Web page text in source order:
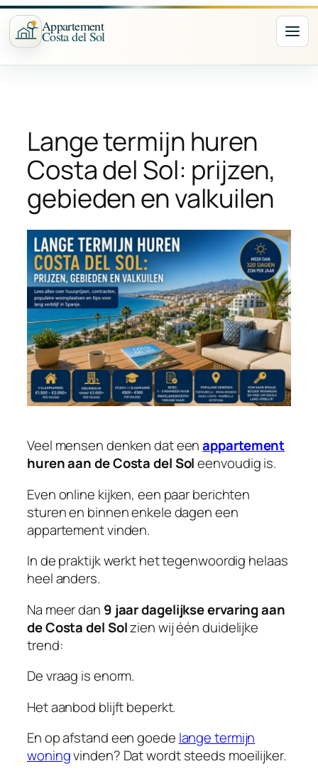
Ga
naar
de
inhoud
Appartement
Costa del Sol
Lange termijn huren
Costa del Sol: prijzen,
gebieden en valkuilen
Veel mensen denken dat eenappartement
huren aan de Costa del Soleenvoudig is.
Even online kijken, een paar berichten
sturen en binnen enkele dagen een
appartement vinden.
In de praktijk werkt het tegenwoordig helaas
heel anders.
Na meer dan 9 jaar dagelijkse ervaring aan
de Costa del Solzien wij één duidelijke
trend:
De vraag is enorm.
Het aanbod blijft beperkt.
En op afstand een goede lange termijn
woningvinden? Dat wordt steeds moeilijker.